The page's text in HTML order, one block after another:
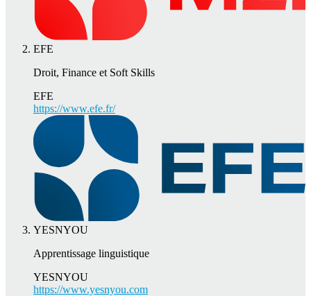
EFE
Droit, Finance et Soft Skills
EFE
https://www.efe.fr/
YESNYOU
Apprentissage linguistique
YESNYOU
https://www.yesnyou.com